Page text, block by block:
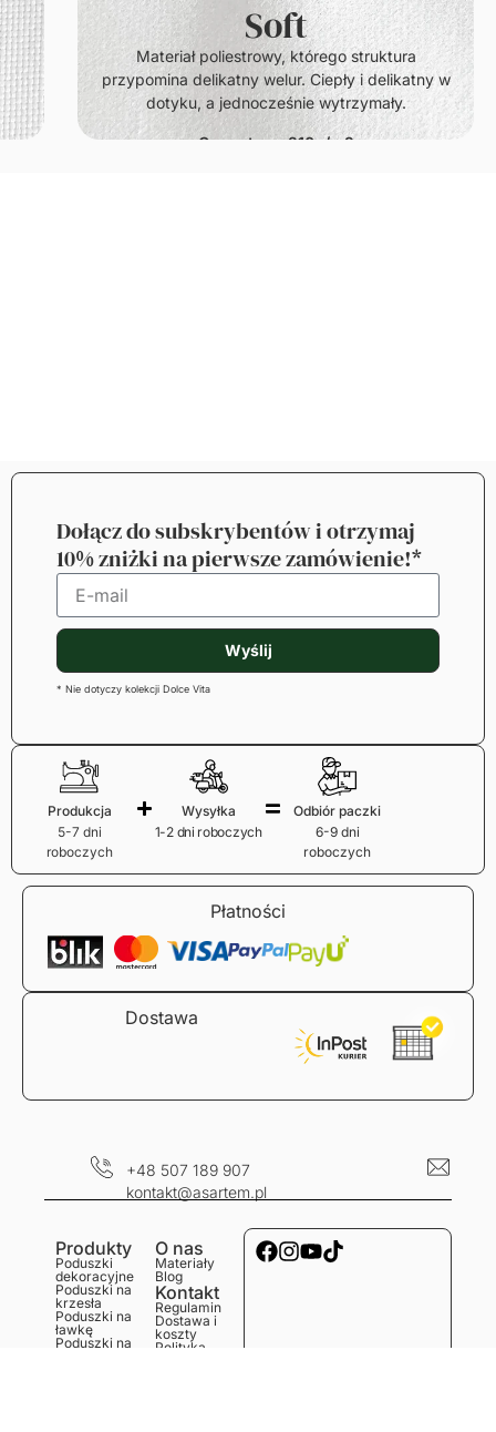
Soft
Materiał poliestrowy, którego struktura
przypomina delikatny welur. Ciepły i delikatny w
dotyku, a jednocześnie wytrzymały.
Gramatura: 210g/m2
Dołącz do subskrybentów i otrzymaj
10% zniżki na pierwsze zamówienie!*
Wyślij
* Nie dotyczy kolekcji Dolce Vita
Produkcja
5-7 dni
roboczych
Wysyłka
1-2 dni roboczych
Odbiór paczki
6-9 dni
roboczych
Płatności
Dostawa
+48 507 189 907
kontakt@asartem.pl
Produkty
Poduszki
dekoracyjne
Poduszki na
krzesła
Poduszki na
ławkę
Poduszki na
O nas
Materiały
Blog
Kontakt
Regulamin
Dostawa i
koszty
Polityka